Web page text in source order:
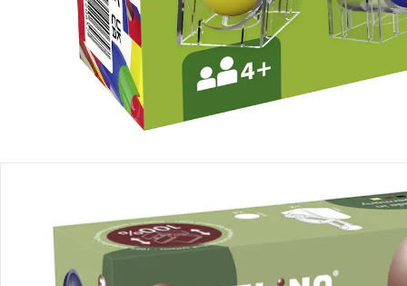
Produktdetails
Hinweise, Siegel & Hersteller